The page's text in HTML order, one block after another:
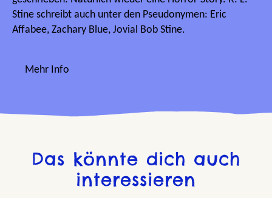
Stine schreibt auch unter den Pseudonymen: Eric
Affabee, Zachary Blue, Jovial Bob Stine.
Mehr Info
Das könnte dich auch
interessieren